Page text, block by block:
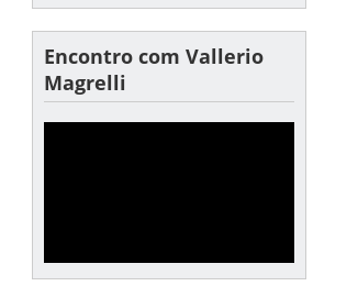
Encontro com Vallerio
Magrelli